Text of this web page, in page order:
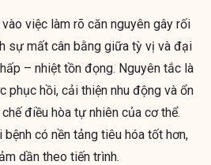
việc làm rõ căn nguyên gây rối
sự mất cân bằng giữa tỳ vị và đại
– nhiệt tồn đọng. Nguyên tắc là
phục hồi, cải thiện nhu động và ổn
điều hòa tự nhiên của cơ thể.
có nền tảng tiêu hóa tốt hơn,
dần theo tiến trình.